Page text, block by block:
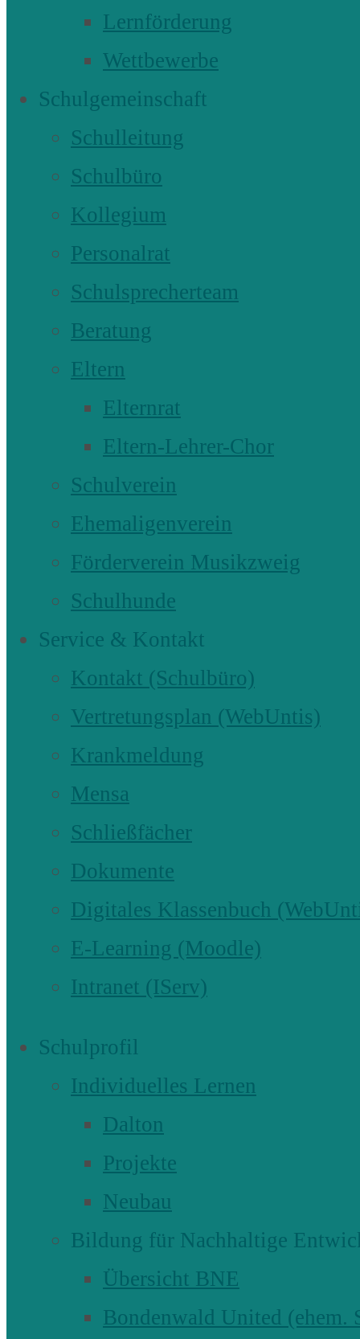
Lernförderung
Wettbewerbe
Schulgemeinschaft
Schulleitung
Schulbüro
Kollegium
Personalrat
Schulsprecherteam
Beratung
Eltern
Elternrat
Eltern-Lehrer-Chor
Schulverein
Ehemaligenverein
Förderverein Musikzweig
Schulhunde
Service & Kontakt
Kontakt (Schulbüro)
Vertretungsplan (WebUntis)
Krankmeldung
Mensa
Schließfächer
Dokumente
Digitales Klassenbuch
E-Learning (Moodle)
Intranet (IServ)
Schulprofil
Individuelles Lernen
Dalton
Projekte
Neubau
Bildung für Nachhaltige
Übersicht BNE
Bondenwald United (ehem.